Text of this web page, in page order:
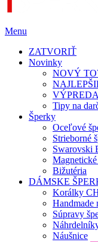
Menu
ZATVORIŤ
Novinky
NOVÝ
Tipy na
Šperky
Oceľové
Strieborné
Swarovski
Bižutéria
DÁMSKE
Korálky
Handmade
Súpravy
Náušnice